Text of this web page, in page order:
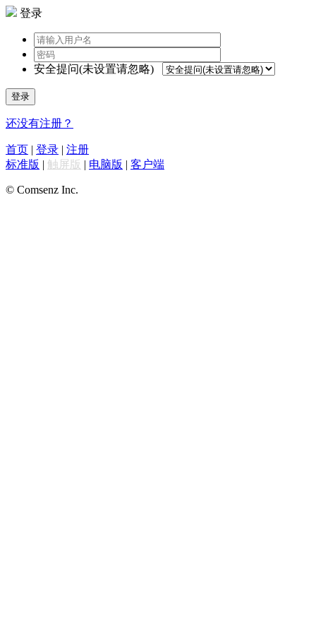
登录
安全提问(未设置请忽略)
登录
还没有注册？
首页 | 登录 | 注册
标准版 | 触屏版 | 电脑版 | 客户端
© Comsenz Inc.